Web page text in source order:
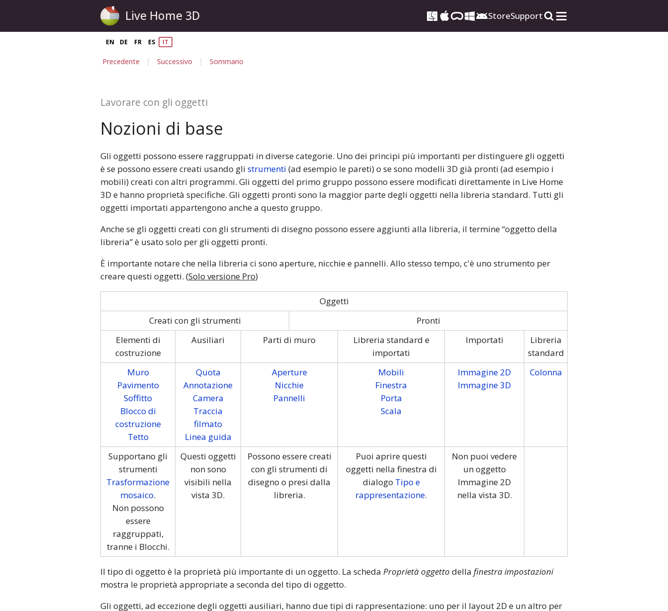
Live Home 3D StoreSupport
EN DE FR ES IT
Precedente | Successivo | Sommario
Lavorare con gli oggetti
Nozioni di base
Gli oggetti possono essere raggruppati in diverse categorie. Uno dei principi più importanti per distinguere gli oggetti
è se possono essere creati usando gli strumenti (ad esempio le pareti) o se sono modelli 3D già pronti (ad esempio i
mobili) creati con altri programmi. Gli oggetti del primo gruppo possono essere modificati direttamente in Live Home
3D e hanno proprietà specifiche. Gli oggetti pronti sono la maggior parte degli oggetti nella libreria standard. Tutti gli
oggetti importati appartengono anche a questo gruppo.
Anche se gli oggetti creati con gli strumenti di disegno possono essere aggiunti alla libreria, il termine “oggetto della
libreria” è usato solo per gli oggetti pronti.
È importante notare che nella libreria ci sono aperture, nicchie e pannelli. Allo stesso tempo, c'è uno strumento per
creare questi oggetti. (Solo versione Pro)
Oggetti
Creati con gli strumenti
Pronti
Elementi di
costruzione
Ausiliari Parti di muro
Libreria standard e
importati
Importati
Libreria
standard
Muro
Pavimento
Soffitto
Blocco di
costruzione
Tetto
Quota
Annotazione
Camera
Traccia
filmato
Linea guida
Aperture
Nicchie
Pannelli
Mobili
Finestra
Porta
Scala
Immagine 2D
Immagine 3D
Colonna
Supportano gli
strumenti
Trasformazione
mosaico.
Non possono
essere
raggruppati,
tranne i Blocchi.
Questi oggetti
non sono
visibili nella
vista 3D.
Possono essere creati
con gli strumenti di
disegno o presi dalla
libreria.
Puoi aprire questi
oggetti nella finestra di
dialogo Tipo e
rappresentazione.
Non puoi vedere
un oggetto
Immagine 2D
nella vista 3D.
Il tipo di oggetto è la proprietà più importante di un oggetto. La scheda Proprietà oggetto della finestra impostazioni
mostra le proprietà appropriate a seconda del tipo di oggetto.
Gli oggetti, ad eccezione degli oggetti ausiliari, hanno due tipi di rappresentazione: uno per il layout 2D e un altro per